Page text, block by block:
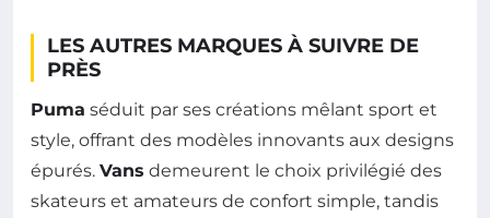
LES AUTRES MARQUES À SUIVRE DE
PRÈS
Puma séduit par ses créations mêlant sport et
style, offrant des modèles innovants aux designs
épurés. Vans demeurent le choix privilégié des
skateurs et amateurs de confort simple, tandis